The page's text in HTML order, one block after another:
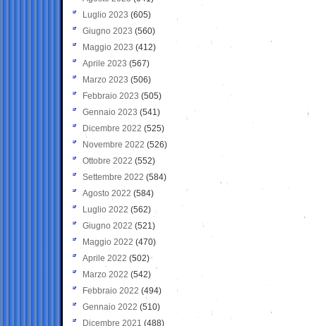
Luglio 2023 (605)
Giugno 2023 (560)
Maggio 2023 (412)
Aprile 2023 (567)
Marzo 2023 (506)
Febbraio 2023 (505)
Gennaio 2023 (541)
Dicembre 2022 (525)
Novembre 2022 (526)
Ottobre 2022 (552)
Settembre 2022 (584)
Agosto 2022 (584)
Luglio 2022 (562)
Giugno 2022 (521)
Maggio 2022 (470)
Aprile 2022 (502)
Marzo 2022 (542)
Febbraio 2022 (494)
Gennaio 2022 (510)
Dicembre 2021 (488)